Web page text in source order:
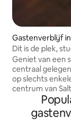
Gastenverblijf
se
Dit is de plek,
stijl
Geniet van een
centraal
op slechts
centrum van
30 minuten
De droom van
toegang tot de